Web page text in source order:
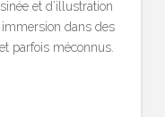
et d’illustration
dans des
parfois méconnus.